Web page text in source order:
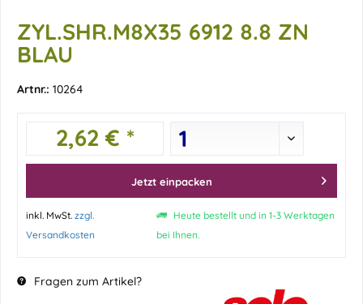
ZYL.SHR.M8X35 6912 8.8 ZN
BLAU
Artnr.: 10264
2,62 € *
Jetzt einpacken
inkl. MwSt. zzgl.
Versandkosten
Heute bestellt und in 1-3 Werktagen
bei Ihnen.
Fragen zum Artikel?